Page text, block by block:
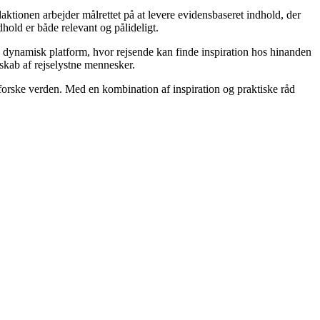
arbejder målrettet på at levere evidensbaseret indhold, der
er både relevant og pålideligt.
platform, hvor rejsende kan finde inspiration hos hinanden
af rejselystne mennesker.
verden. Med en kombination af inspiration og praktiske råd